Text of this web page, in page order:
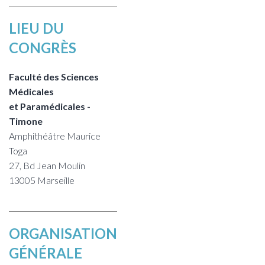
LIEU DU
CONGRÈS
Faculté des Sciences
Médicales
et Paramédicales -
Timone
Amphithéâtre Maurice
Toga
27, Bd Jean Moulin
13005 Marseille
ORGANISATION
GÉNÉRALE